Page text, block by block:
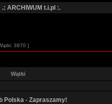
.: ARCHIWUM t.i.pl :.
3870 ]
Wątki
Polska - Zapraszamy!